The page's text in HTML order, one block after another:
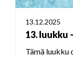
13.12.2025
13. luukku
Tämä luukku